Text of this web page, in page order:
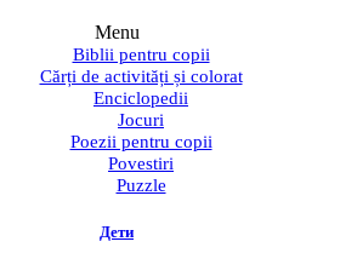
Menu
Biblii pentru copii
Cărți de activități și colorat
Enciclopedii
Jocuri
Poezii pentru copii
Povestiri
Puzzle
Дети